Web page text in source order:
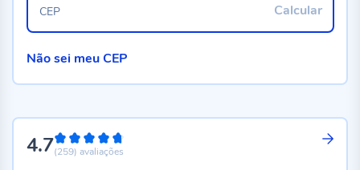
4.794%
(259) avaliações
Calcular
CEP
Não sei meu CEP